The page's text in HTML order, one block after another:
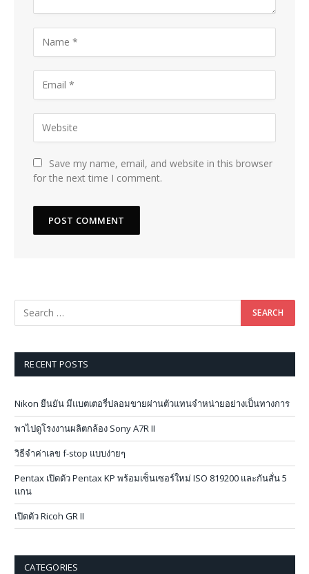
Save my name, email, and website in this browser
for the next time I comment.
RECENT POSTS
Nikon ยืนยัน มีแบตเตอรี่ปลอมขายผ่านตัวแทนจำหน่ายอย่างเป็นทางการ
พาไปดูโรงงานผลิตกล้อง Sony A7R II
วิธีจำค่าเลข f-stop แบบง่ายๆ
Pentax เปิดตัว Pentax KP พร้อมเซ็นเซอร์ใหม่ ISO 819200 และกันสั่น 5
แกน
เปิดตัว Ricoh GR II
CATEGORIES